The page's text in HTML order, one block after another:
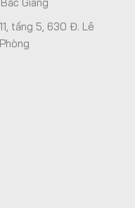
tầng 5, 630 Đ. Lê